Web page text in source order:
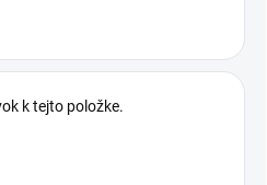
k tejto položke.